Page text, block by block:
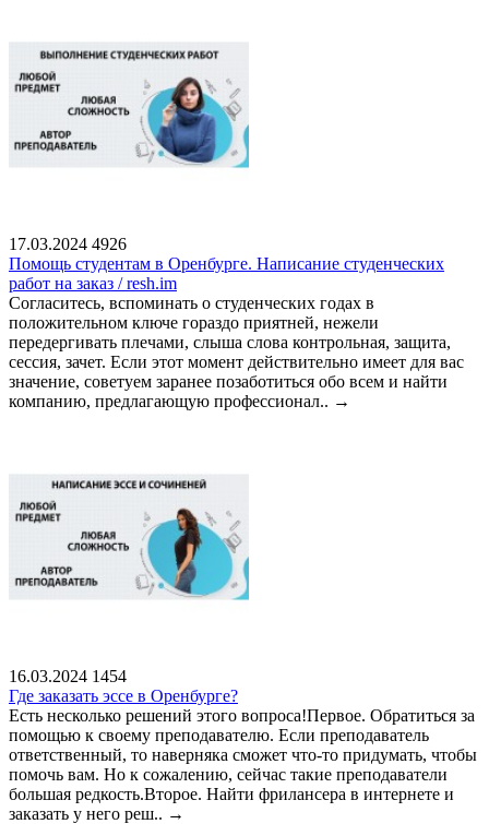
17.03.2024 4926
Помощь студентам в Оренбурге. Написание студенческих
работ на заказ / resh.im
Согласитесь, вспоминать о студенческих годах в
положительном ключе гораздо приятней, нежели
передергивать плечами, слыша слова контрольная, защита,
сессия, зачет. Если этот момент действительно имеет для вас
значение, советуем заранее позаботиться обо всем и найти
компанию, предлагающую профессионал.. →
16.03.2024 1454
Где заказать эссе в Оренбурге?
Есть несколько решений этого вопроса!Первое. Обратиться за
помощью к своему преподавателю. Если преподаватель
ответственный, то наверняка сможет что-то придумать, чтобы
помочь вам. Но к сожалению, сейчас такие преподаватели
большая редкость.Второе. Найти фрилансера в интернете и
заказать у него реш.. →